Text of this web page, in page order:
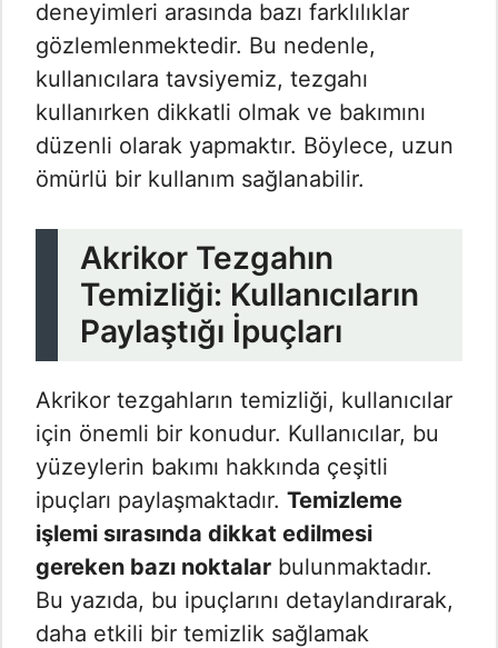
deneyimleri arasında bazı farklılıklar
gözlemlenmektedir. Bu nedenle,
kullanıcılara tavsiyemiz, tezgahı
kullanırken dikkatli olmak ve bakımını
düzenli olarak yapmaktır. Böylece, uzun
ömürlü bir kullanım sağlanabilir.
Akrikor Tezgahın
Temizliği: Kullanıcıların
Paylaştığı İpuçları
Akrikor tezgahların temizliği, kullanıcılar
için önemli bir konudur. Kullanıcılar, bu
yüzeylerin bakımı hakkında çeşitli
ipuçları paylaşmaktadır. Temizleme
işlemi sırasında dikkat edilmesi
gereken bazı noktalar bulunmaktadır.
Bu yazıda, bu ipuçlarını detaylandırarak,
daha etkili bir temizlik sağlamak